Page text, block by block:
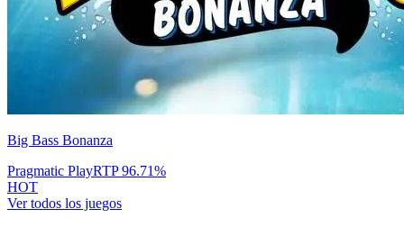
Big Bass Bonanza
Pragmatic PlayRTP96.71%
HOT
Ver todos los juegos